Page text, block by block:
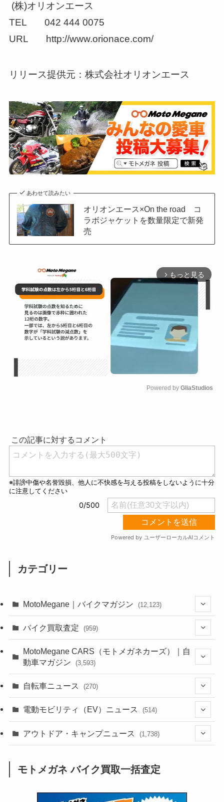
(株)オリオンエース
TEL 042 444 0075
URL http://www.orionace.com/
リリース提供元：株式会社オリオンエース
あわせて読みたい
オリオンエース×On the road コ
ラボジャケットを数量限定で新発
売
arrow_forward_ios もっと見る
Powered by GliaStudios
カテゴリー
MotoMegane｜バイクマガジン (12,123)
(44)
(637)
(118)
(60)
(31)
(51)
(251)
(38)
(24)
(16)
(249)
(64)
(16)
(306)
(6,953)
(2,473)
(249)
(1,226)
(12) (66)
(16)
(1,138)
(166)
バイク買取査定 (959)
(352)
MotoMegane CARS（モトメガネカーズ）｜自
動車マガジン
(3,593)
(184)
(137)
(72)
(2,736)
(126)
自転車ニュース (270)
(54)
(211)
電動モビリティ（EV）ニュース (514)
(132)
(171)
(118)
アウトドア・キャンプニュース (1,738)
(1,605)
モトメガネ バイク買取一括査定